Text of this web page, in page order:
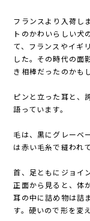
フランスより入荷し
トのかわいらしい犬
て、フランスやイギ
した。その時代の面
き相棒だったのかも
ピンと立った耳と、
語っています。
毛は、黒にグレーベ
は赤い毛糸で縫われ
首、足ともにジョイ
正面から見ると、体
耳の中に詰め物は詰
す。硬いので形を変